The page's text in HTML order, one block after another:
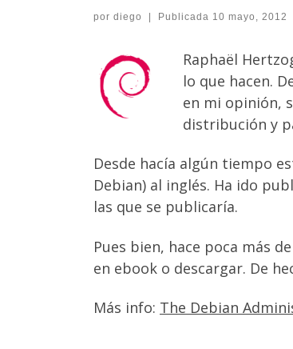
por diego Publicada 10 mayo, 2012
Raphaël
lo que hacen.
en mi opinión,
distribución y
Desde hacía algún tiempo
Debian) al inglés. Ha ido
las que se publicaría.
Pues bien, hace poca más
en ebook o descargar. De
Más info: The Debian